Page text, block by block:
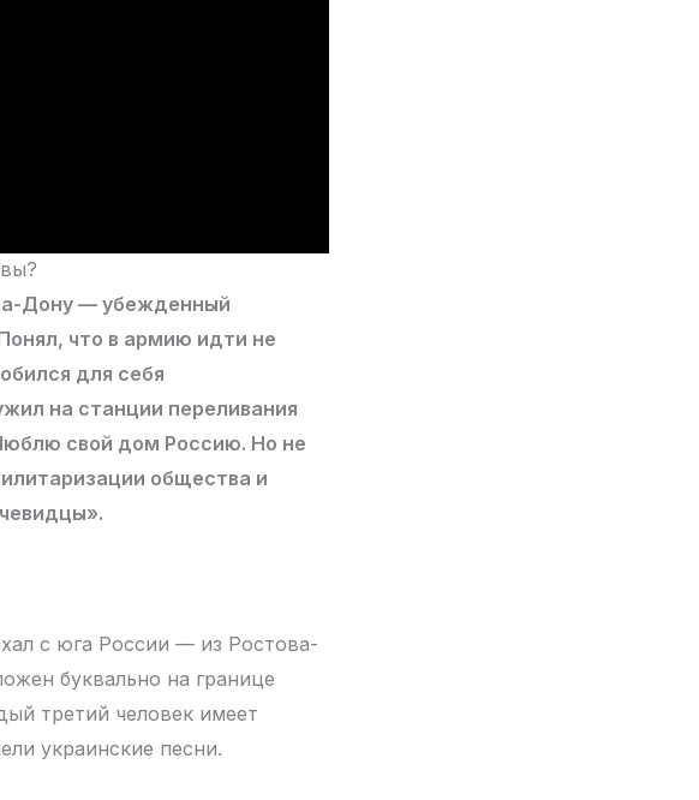
Дону — убежденный
что в армию идти не
для себя
на станции переливания
свой дом Россию. Но не
общества и
с юга России — из Ростова-
буквально на границе
третий человек имеет
украинские песни.